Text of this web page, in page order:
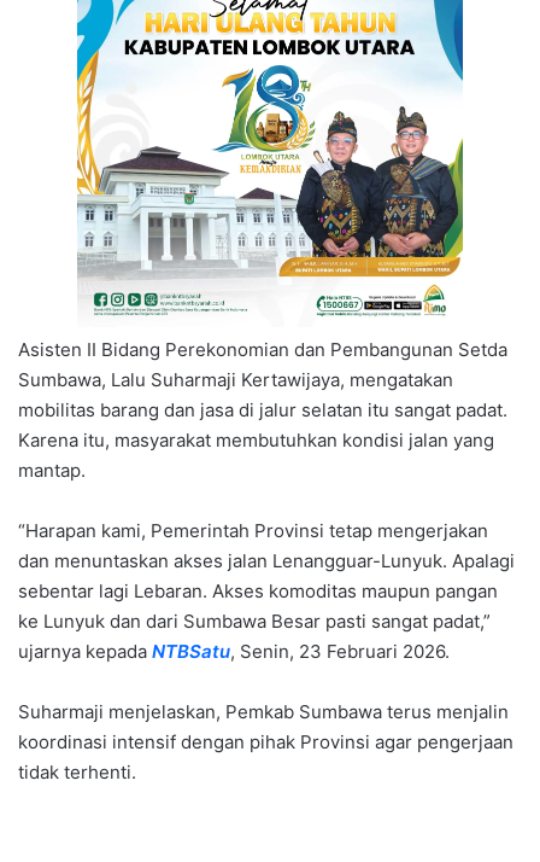
Asisten II Bidang Perekonomian dan Pembangunan Setda
Sumbawa, Lalu Suharmaji Kertawijaya, mengatakan
mobilitas barang dan jasa di jalur selatan itu sangat padat.
Karena itu, masyarakat membutuhkan kondisi jalan yang
mantap.
“Harapan kami, Pemerintah Provinsi tetap mengerjakan
dan menuntaskan akses jalan Lenangguar-Lunyuk. Apalagi
sebentar lagi Lebaran. Akses komoditas maupun pangan
ke Lunyuk dan dari Sumbawa Besar pasti sangat padat,”
ujarnya kepada NTBSatu, Senin, 23 Februari 2026.
Suharmaji menjelaskan, Pemkab Sumbawa terus menjalin
koordinasi intensif dengan pihak Provinsi agar pengerjaan
tidak terhenti.